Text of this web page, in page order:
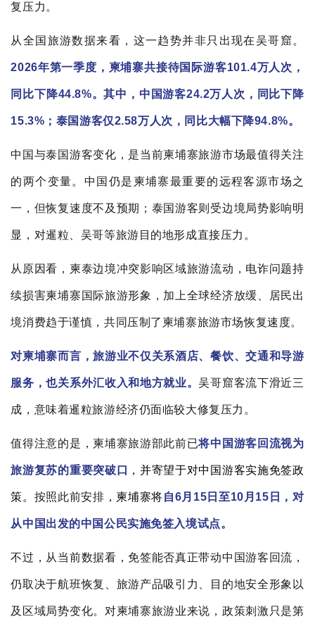
复压力。
从全国旅游数据来看，这一趋势并非只出现在吴哥窟。
2026年第一季度，柬埔寨共接待国际游客101.4万人次，
同比下降44.8%。其中，中国游客24.2万人次，同比下降
15.3%；泰国游客仅2.58万人次，同比大幅下降94.8%。
中国与泰国游客变化，是当前柬埔寨旅游市场最值得关注
的两个变量。中国仍是柬埔寨最重要的远程客源市场之
一，但恢复速度不及预期；泰国游客则受边境局势影响明
显，对暹粒、吴哥等旅游目的地形成直接压力。
从原因看，柬泰边境冲突影响区域旅游流动，电诈问题持
续损害柬埔寨国际旅游形象，加上全球经济放缓、居民出
境消费趋于谨慎，共同压制了柬埔寨旅游市场恢复速度。
对柬埔寨而言，旅游业不仅关系酒店、餐饮、交通和导游
服务，也关系外汇收入和地方就业。吴哥窟客流下滑近三
成，意味着暹粒旅游经济仍面临较大修复压力。
值得注意的是，柬埔寨旅游部此前已将中国游客回流视为
旅游复苏的重要突破口 ，并寄望于对中国游客实施免签政
策。 按照此前安排 ，柬埔寨将自6月15日至10月15日，对
从中国出发的中国公民实施免签入境试点。
不过，从当前数据看，免签能否真正带动中国游客回流，
仍取决于航班恢复、旅游产品吸引力、目的地安全形象以
及区域局势变化。对柬埔寨旅游业来说，政策刺激只是第